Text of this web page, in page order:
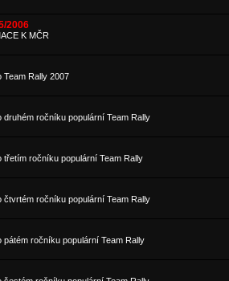
2006
K MČR
Team Rally 2007
druhém ročníku populární Team Rally
třetím ročníku populární Team Rally
čtvrtém ročníku populární Team Rally
pátém ročníku populární Team Rally